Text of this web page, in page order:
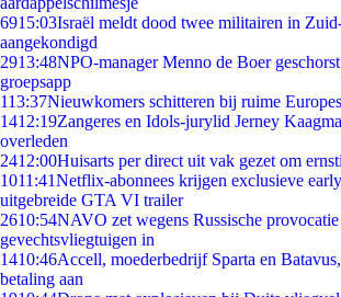
6915:03Israël meldt dood twee militairen in
aangekondigd
2913:48NPO-manager Menno de Boer
groepsapp
113:37Nieuwkomers schitteren bij ruime
1412:19Zangeres en Idols-jurylid Jerney
overleden
2412:00Huisarts per direct uit vak gezet om
1011:41Netflix-abonnees krijgen exclusieve
uitgebreide GTA VI trailer
2610:54NAVO zet wegens Russische
gevechtsvliegtuigen in
1410:46Accell, moederbedrijf Sparta en
betaling aan